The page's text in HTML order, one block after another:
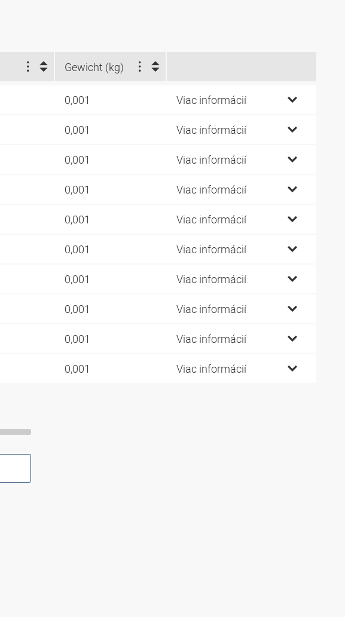
Gewicht (kg)
0,001 Viac informácií
0,001 Viac informácií
0,001 Viac informácií
0,001 Viac informácií
0,001 Viac informácií
0,001 Viac informácií
0,001 Viac informácií
0,001 Viac informácií
0,001 Viac informácií
0,001 Viac informácií